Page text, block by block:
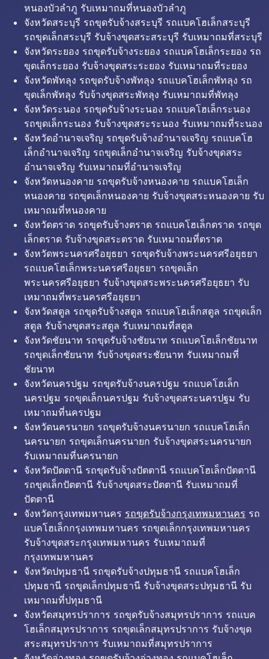
หนองบัวลำภู รับเหมาถมที่หนองบัวลำภู
จังหวัดสระบุรี รถขุดรับจ้างสระบุรี รถแบคโฮเล็กสระบุรี
รถขุดเล็กสระบุรี รับจ้างขุดสระสระบุรี รับเหมาถมที่สระบุรี
จังหวัดระยอง รถขุดรับจ้างระยอง รถแบคโฮเล็กระยอง รถ
ขุดเล็กระยอง รับจ้างขุดสระระยอง รับเหมาถมที่ระยอง
จังหวัดพัทลุง รถขุดรับจ้างพัทลุง รถแบคโฮเล็กพัทลุง รถ
ขุดเล็กพัทลุง รับจ้างขุดสระพัทลุง รับเหมาถมที่พัทลุง
จังหวัดระนอง รถขุดรับจ้างระนอง รถแบคโฮเล็กระนอง
รถขุดเล็กระนอง รับจ้างขุดสระระนอง รับเหมาถมที่ระนอง
จังหวัดอำนาจเจริญ รถขุดรับจ้างอำนาจเจริญ รถแบคโฮ
เล็กอำนาจเจริญ รถขุดเล็กอำนาจเจริญ รับจ้างขุดสระ
อำนาจเจริญ รับเหมาถมที่อำนาจเจริญ
จังหวัดหนองคาย รถขุดรับจ้างหนองคาย รถแบคโฮเล็ก
หนองคาย รถขุดเล็กหนองคาย รับจ้างขุดสระหนองคาย รับ
เหมาถมที่หนองคาย
จังหวัดตราด รถขุดรับจ้างตราด รถแบคโฮเล็กตราด รถขุด
เล็กตราด รับจ้างขุดสระตราด รับเหมาถมที่ตราด
จังหวัดพระนครศรีอยุธยา รถขุดรับจ้างพระนครศรีอยุธยา
รถแบคโฮเล็กพระนครศรีอยุธยา รถขุดเล็ก
พระนครศรีอยุธยา รับจ้างขุดสระพระนครศรีอยุธยา รับ
เหมาถมที่พระนครศรีอยุธยา
จังหวัดสตูล รถขุดรับจ้างสตูล รถแบคโฮเล็กสตูล รถขุดเล็ก
สตูล รับจ้างขุดสระสตูล รับเหมาถมที่สตูล
จังหวัดชัยนาท รถขุดรับจ้างชัยนาท รถแบคโฮเล็กชัยนาท
รถขุดเล็กชัยนาท รับจ้างขุดสระชัยนาท รับเหมาถมที่
ชัยนาท
จังหวัดนครปฐม รถขุดรับจ้างนครปฐม รถแบคโฮเล็ก
นครปฐม รถขุดเล็กนครปฐม รับจ้างขุดสระนครปฐม รับ
เหมาถมที่นครปฐม
จังหวัดนครนายก รถขุดรับจ้างนครนายก รถแบคโฮเล็ก
นครนายก รถขุดเล็กนครนายก รับจ้างขุดสระนครนายก
รับเหมาถมที่นครนายก
จังหวัดปัตตานี รถขุดรับจ้างปัตตานี รถแบคโฮเล็กปัตตานี
รถขุดเล็กปัตตานี รับจ้างขุดสระปัตตานี รับเหมาถมที่
ปัตตานี
จังหวัดกรุงเทพมหานคร รถขุดรับจ้างกรุงเทพมหานคร รถ
แบคโฮเล็กกรุงเทพมหานคร รถขุดเล็กกรุงเทพมหานคร
รับจ้างขุดสระกรุงเทพมหานคร รับเหมาถมที่
กรุงเทพมหานคร
จังหวัดปทุมธานี รถขุดรับจ้างปทุมธานี รถแบคโฮเล็ก
ปทุมธานี รถขุดเล็กปทุมธานี รับจ้างขุดสระปทุมธานี รับ
เหมาถมที่ปทุมธานี
จังหวัดสมุทรปราการ รถขุดรับจ้างสมุทรปราการ รถแบค
โฮเล็กสมุทรปราการ รถขุดเล็กสมุทรปราการ รับจ้างขุด
สระสมุทรปราการ รับเหมาถมที่สมุทรปราการ